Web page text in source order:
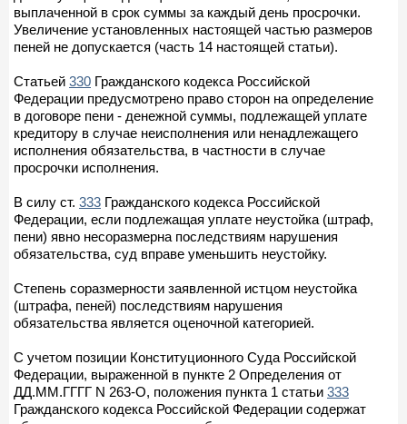
выплаченной в срок суммы за каждый день просрочки.
Увеличение установленных настоящей частью размеров
пеней не допускается (часть 14 настоящей статьи).
Статьей 330 Гражданского кодекса Российской
Федерации предусмотрено право сторон на определение
в договоре пени - денежной суммы, подлежащей уплате
кредитору в случае неисполнения или ненадлежащего
исполнения обязательства, в частности в случае
просрочки исполнения.
В силу ст. 333 Гражданского кодекса Российской
Федерации, если подлежащая уплате неустойка (штраф,
пени) явно несоразмерна последствиям нарушения
обязательства, суд вправе уменьшить неустойку.
Степень соразмерности заявленной истцом неустойка
(штрафа, пеней) последствиям нарушения
обязательства является оценочной категорией.
С учетом позиции Конституционного Суда Российской
Федерации, выраженной в пункте 2 Определения от
ДД.ММ.ГГГГ N 263-О, положения пункта 1 статьи 333
Гражданского кодекса Российской Федерации содержат